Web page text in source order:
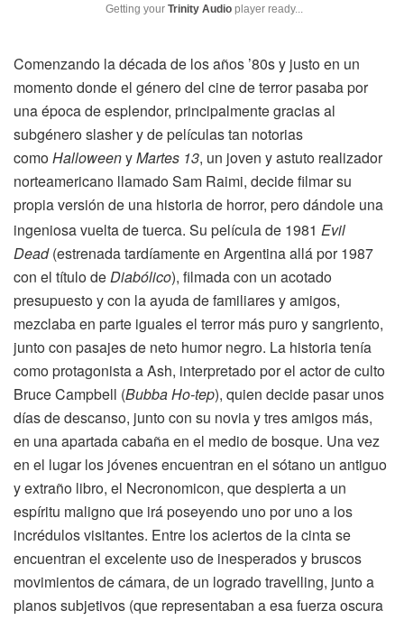
Getting your Trinity Audio player ready...
Comenzando la década de los años ’80s y justo en un
momento donde el género del cine de terror pasaba por
una época de esplendor, principalmente gracias al
subgénero slasher y de películas tan notorias
comoHalloweenyMartes 13, un joven y astuto realizador
norteamericano llamado Sam Raimi, decide filmar su
propia versión de una historia de horror, pero dándole una
ingeniosa vuelta de tuerca. Su película de 1981 Evil
Dead(estrenada tardíamente en Argentina allá por 1987
con el título de Diabólico), filmada con un acotado
presupuesto y con la ayuda de familiares y amigos,
mezclaba en parte iguales el terror más puro y sangriento,
junto con pasajes de neto humor negro. La historia tenía
como protagonista a Ash, interpretado por el actor de culto
Bruce Campbell (Bubba Ho-tep), quien decide pasar unos
días de descanso, junto con su novia y tres amigos más,
en una apartada cabaña en el medio de bosque. Una vez
en el lugar los jóvenes encuentran en el sótano un antiguo
y extraño libro, el Necronomicon, que despierta a un
espíritu maligno que irá poseyendo uno por uno a los
incrédulos visitantes. Entre los aciertos de la cinta se
encuentran el excelente uso de inesperados y bruscos
movimientos de cámara, de un logrado travelling, junto a
planos subjetivos (que representaban a esa fuerza oscura